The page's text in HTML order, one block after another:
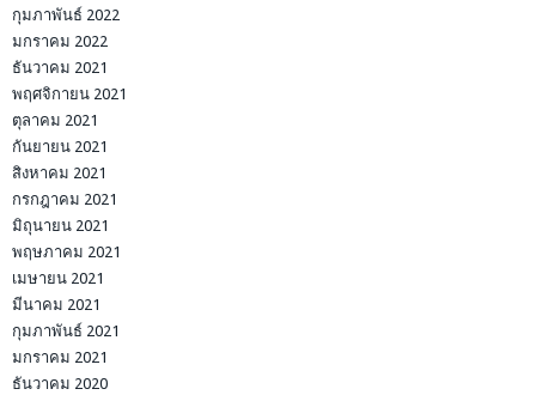
กุมภาพันธ์ 2022
มกราคม 2022
ธันวาคม 2021
พฤศจิกายน 2021
ตุลาคม 2021
กันยายน 2021
สิงหาคม 2021
กรกฎาคม 2021
มิถุนายน 2021
พฤษภาคม 2021
เมษายน 2021
มีนาคม 2021
กุมภาพันธ์ 2021
มกราคม 2021
ธันวาคม 2020